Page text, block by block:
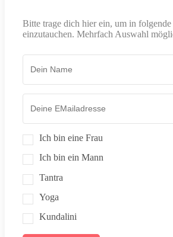
Bitte trage dich hier ein, um in folgende
einzutauchen. Mehrfach Auswahl
Ich bin eine Frau
Ich bin ein Mann
Tantra
Yoga
Kundalini